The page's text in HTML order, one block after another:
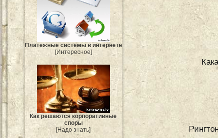
Платежные системы в интернете
[Интересное]
Как решаются корпоративные
споры
[Надо знать]